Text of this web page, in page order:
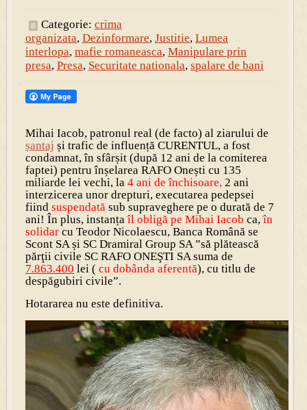
Categorie: crima
organizata, Dezinformare, Justitie, Lumea
interlopa, mafie romaneasca, Manipulare prin
presa, Presa, Securitate nationala, spalare de bani
Mihai Iacob, patronul real (de facto) al ziarului de
șantaj și trafic de influență CURENTUL, a fost
condamnat, în sfârșit (după 12 ani de la comiterea
faptei) pentru înșelarea RAFO Onești cu 135
miliarde lei vechi, la 4 ani de închisoare,2 ani
interzicerea unor drepturi, executarea pedepsei
fiindsuspendatăsub supraveghere pe o durată de 7
ani! În plus, instanțaîl obligă pe Mihai Iacob ca,în
solidarcu Teodor Nicolaescu, Banca Română se
Scont SA și SC Dramiral Group SA ”să plătească
părţii civile SC RAFO ONEŞTI SA suma de
7.863.400 lei ( cu dobânda aferentă), cu titlu de
despăgubiri civile”.
Hotararea nu este definitiva.